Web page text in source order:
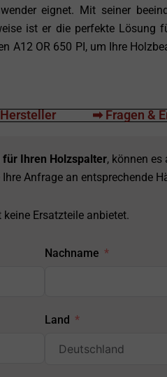
eignet. Mit seiner
ist er die perfekte Lösung
A12 OR 650 PI, um Ihre
➡ Fragen &
für Ihren Holzspalter, können es
Anfrage an entsprechende
Ersatzteile anbietet.
Nachname
Land